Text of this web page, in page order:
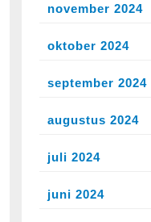
november 2024
oktober 2024
september 2024
augustus 2024
juli 2024
juni 2024